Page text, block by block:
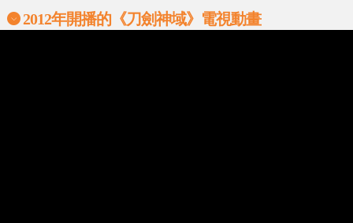
2012年開播的《刀劍神域》電視動畫